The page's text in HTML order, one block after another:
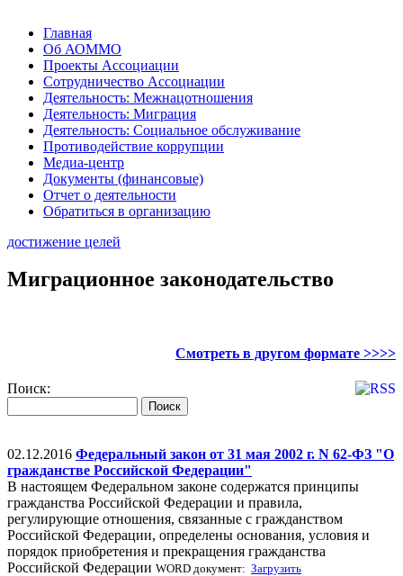
Главная
Об АОММО
Проекты Ассоциации
Сотрудничество Ассоциации
Деятельность: Межнацотношения
Деятельность: Миграция
Деятельность: Социальное обслуживание
Противодействие коррупции
Медиа-центр
Документы (финансовые)
Отчет о деятельности
Обратиться в организацию
достижение целей
Миграционное законодательство
Смотреть в другом формате >>>>
Поиск:
02.12.2016 Федеральный закон от 31 мая 2002 г. N 62-ФЗ "О
гражданстве Российской Федерации"
В настоящем Федеральном законе содержатся принципы
гражданства Российской Федерации и правила,
регулирующие отношения, связанные с гражданством
Российской Федерации, определены основания, условия и
порядок приобретения и прекращения гражданства
Российской Федерации WORD документ: Загрузить